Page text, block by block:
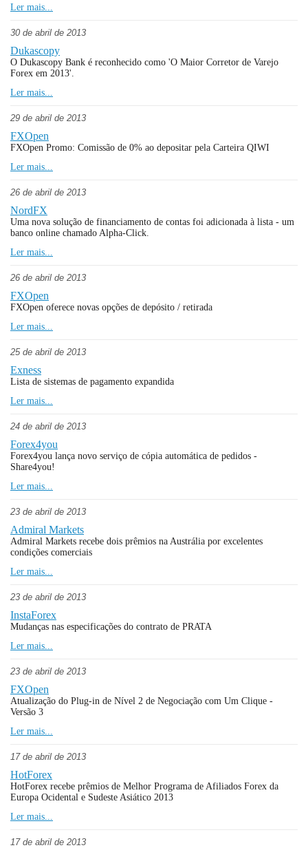
Ler mais...
30 de abril de 2013
Dukascopy
O Dukascopy Bank é reconhecido como 'O Maior Corretor de Varejo
Forex em 2013'.
Ler mais...
29 de abril de 2013
FXOpen
FXOpen Promo: Comissão de 0% ao depositar pela Carteira QIWI
Ler mais...
26 de abril de 2013
NordFX
Uma nova solução de financiamento de contas foi adicionada à lista - um
banco online chamado Alpha-Click.
Ler mais...
26 de abril de 2013
FXOpen
FXOpen oferece novas opções de depósito / retirada
Ler mais...
25 de abril de 2013
Exness
Lista de sistemas de pagamento expandida
Ler mais...
24 de abril de 2013
Forex4you
Forex4you lança novo serviço de cópia automática de pedidos -
Share4you!
Ler mais...
23 de abril de 2013
Admiral Markets
Admiral Markets recebe dois prêmios na Austrália por excelentes
condições comerciais
Ler mais...
23 de abril de 2013
InstaForex
Mudanças nas especificações do contrato de PRATA
Ler mais...
23 de abril de 2013
FXOpen
Atualização do Plug-in de Nível 2 de Negociação com Um Clique -
Versão 3
Ler mais...
17 de abril de 2013
HotForex
HotForex recebe prêmios de Melhor Programa de Afiliados Forex da
Europa Ocidental e Sudeste Asiático 2013
Ler mais...
17 de abril de 2013